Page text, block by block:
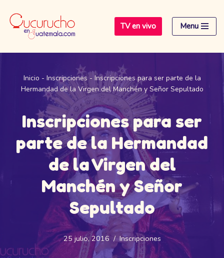
Saltar
contenido
TV en vivo Menu
Inicio - Inscripciones - Inscripciones para ser parte de la
Hermandad de la Virgen del Manchén y Señor Sepultado
Inscripciones para ser
parte de la Hermandad
de la Virgen del
Manchén y Señor
Sepultado
25 julio, 2016 Inscripciones